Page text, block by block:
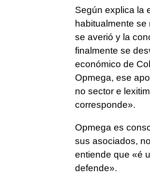
Según explica la
habitualmente
se averió y la
finalmente se
económico de
Opmega, ese
no sector e
corresponde».
Opmega es
sus asociados,
entiende que «é
defende».